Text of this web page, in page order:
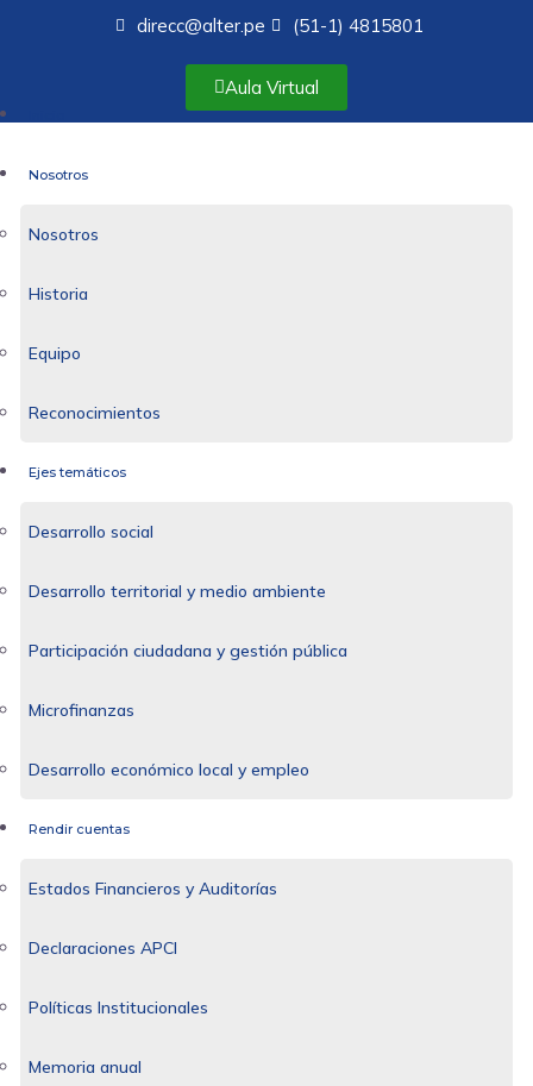
direcc@alter.pe (51-1) 4815801
Aula Virtual
Nosotros
Nosotros
Historia
Equipo
Reconocimientos
Ejes temáticos
Desarrollo social
Desarrollo territorial y medio ambiente
Participación ciudadana y gestión pública
Microfinanzas
Desarrollo económico local y empleo
Rendir cuentas
Estados Financieros y Auditorías
Declaraciones APCI
Políticas Institucionales
Memoria anual